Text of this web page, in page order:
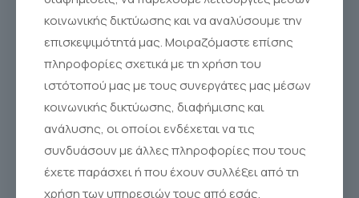
κοινωνικής δικτύωσης και να αναλύσουμε την
επισκεψιμότητά μας. Μοιραζόμαστε επίσης
πληροφορίες σχετικά με τη χρήση του
ιστότοπού μας με τους συνεργάτες μας μέσων
κοινωνικής δικτύωσης, διαφήμισης και
ανάλυσης, οι οποίοι ενδέχεται να τις
συνδυάσουν με άλλες πληροφορίες που τους
έχετε παράσχει ή που έχουν συλλέξει από τη
χρήση των υπηρεσιών τους από εσάς.